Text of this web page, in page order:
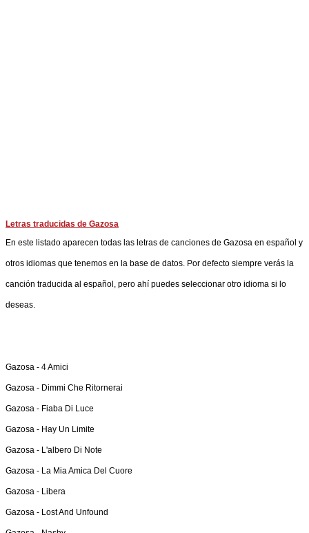
Letras traducidas de Gazosa
En este listado aparecen todas las letras de canciones de Gazosa en español y
otros idiomas que tenemos en la base de datos. Por defecto siempre verás la
canción traducida al español, pero ahí puedes seleccionar otro idioma si lo
deseas.
Gazosa - 4 Amici
Gazosa - Dimmi Che Ritornerai
Gazosa - Fiaba Di Luce
Gazosa - Hay Un Limite
Gazosa - L'albero Di Note
Gazosa - La Mia Amica Del Cuore
Gazosa - Libera
Gazosa - Lost And Unfound